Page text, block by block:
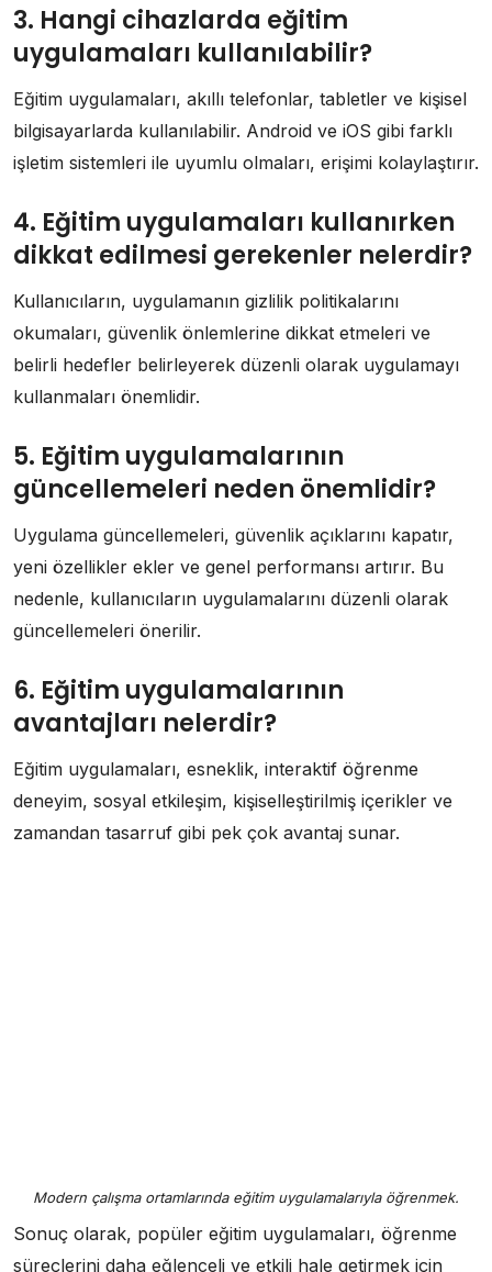
3. Hangi cihazlarda eğitim
uygulamaları kullanılabilir?
Eğitim uygulamaları, akıllı telefonlar, tabletler ve kişisel
bilgisayarlarda kullanılabilir. Android ve iOS gibi farklı
işletim sistemleri ile uyumlu olmaları, erişimi kolaylaştırır.
4. Eğitim uygulamaları kullanırken
dikkat edilmesi gerekenler nelerdir?
Kullanıcıların, uygulamanın gizlilik politikalarını
okumaları, güvenlik önlemlerine dikkat etmeleri ve
belirli hedefler belirleyerek düzenli olarak uygulamayı
kullanmaları önemlidir.
5. Eğitim uygulamalarının
güncellemeleri neden önemlidir?
Uygulama güncellemeleri, güvenlik açıklarını kapatır,
yeni özellikler ekler ve genel performansı artırır. Bu
nedenle, kullanıcıların uygulamalarını düzenli olarak
güncellemeleri önerilir.
6. Eğitim uygulamalarının
avantajları nelerdir?
Eğitim uygulamaları, esneklik, interaktif öğrenme
deneyim, sosyal etkileşim, kişiselleştirilmiş içerikler ve
zamandan tasarruf gibi pek çok avantaj sunar.
Modern çalışma ortamlarında eğitim uygulamalarıyla öğrenmek.
Sonuç olarak, popüler eğitim uygulamaları, öğrenme
süreçlerini daha eğlenceli ve etkili hale getirmek için